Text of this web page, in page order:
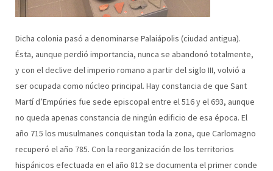
Dicha colonia pasó a denominarse Palaiápolis (ciudad antigua).
Ésta, aunque perdió importancia, nunca se abandonó totalmente,
y con el declive del imperio romano a partir del siglo III, volvió a
ser ocupada como núcleo principal. Hay constancia de que Sant
Martí d’Empúries fue sede episcopal entre el 516 y el 693, aunque
no queda apenas constancia de ningún edificio de esa época. El
año 715 los musulmanes conquistan toda la zona, que Carlomagno
recuperó el año 785. Con la reorganización de los territorios
hispánicos efectuada en el año 812 se documenta el primer conde